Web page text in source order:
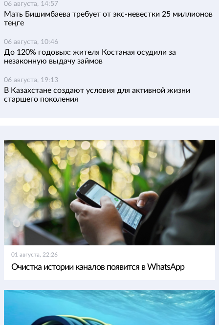
06 августа, 14:57
Мать Бишимбаева требует от экс-невестки 25 миллионов
теңге
06 августа, 10:46
До 120% годовых: жителя Костаная осудили за
незаконную выдачу займов
06 августа, 19:13
В Казахстане создают условия для активной жизни
старшего поколения
01 августа, 22:26
Очистка истории каналов появится в WhatsApp